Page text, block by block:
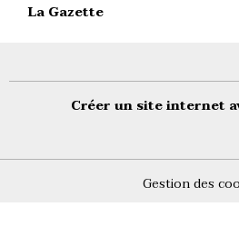
La Gazette
Créer un site internet
Gestion des